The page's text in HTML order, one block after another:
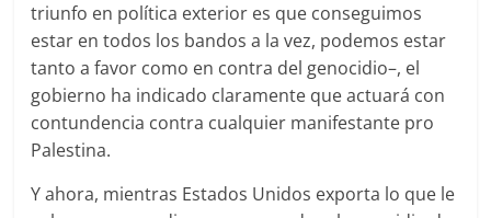
triunfo en política exterior es que conseguimos
estar en todos los bandos a la vez, podemos estar
tanto a favor como en contra del genocidio–, el
gobierno ha indicado claramente que actuará con
contundencia contra cualquier manifestante pro
Palestina.
Y ahora, mientras Estados Unidos exporta lo que le